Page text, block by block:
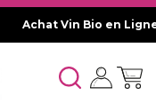
Achat Vin Bio en